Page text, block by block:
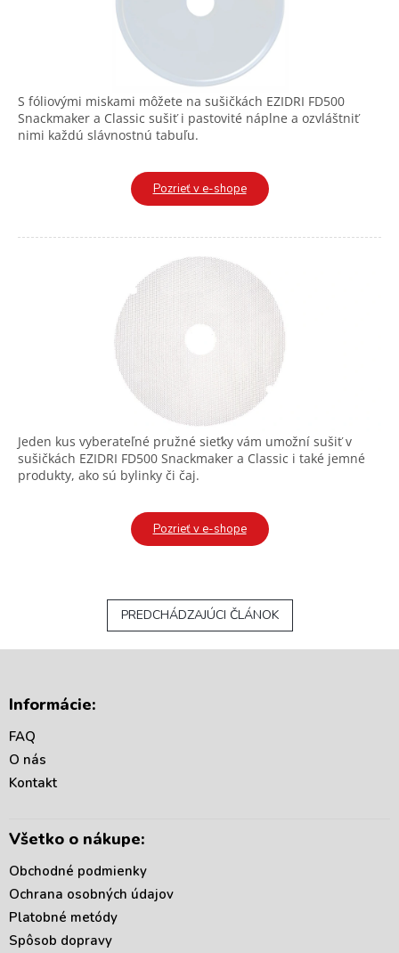
S fóliovými miskami môžete na sušičkách EZIDRI FD500
Snackmaker a Classic sušiť i pastovité náplne a ozvláštniť
nimi každú slávnostnú tabuľu.
Pozrieť v e-shope
Jeden kus vyberateľné pružné sieťky vám umožní sušiť v
sušičkách EZIDRI FD500 Snackmaker a Classic i také jemné
produkty, ako sú bylinky či čaj.
Pozrieť v e-shope
PREDCHÁDZAJÚCI ČLÁNOK
Informácie:
FAQ
O nás
Kontakt
Všetko o nákupe:
Obchodné podmienky
Ochrana osobných údajov
Platobné metódy
Spôsob dopravy